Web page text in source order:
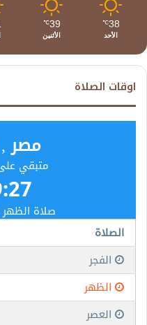
38
℃
الأحد
39
℃
الأثنين
اوقات الصلاة